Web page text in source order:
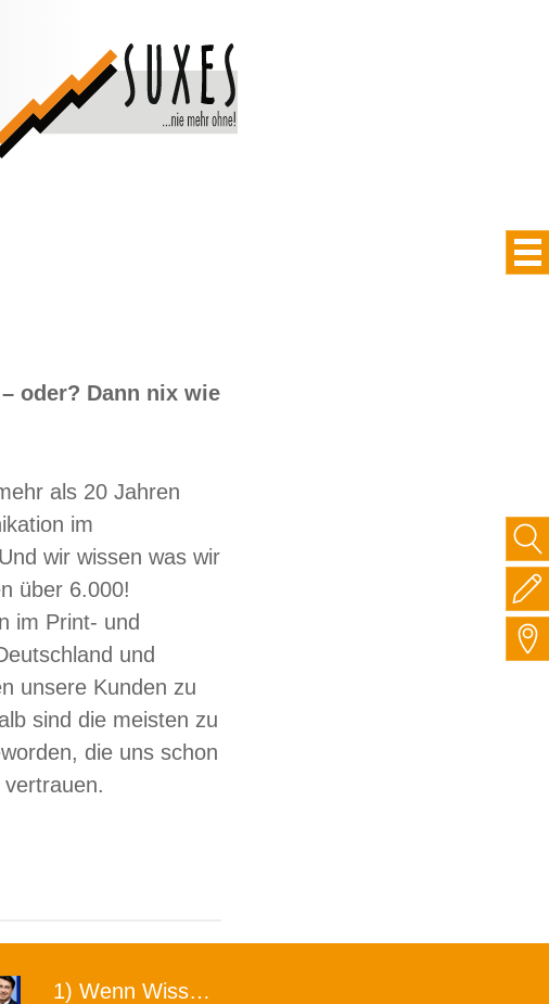
als 20 Jahren
im
wir wissen was wir
über 6.000!
im Print- und
und
unsere Kunden zu
sind die meisten zu
die uns schon
1) Wenn Wissen geht, kann ARNO WERKZEUGE helfen